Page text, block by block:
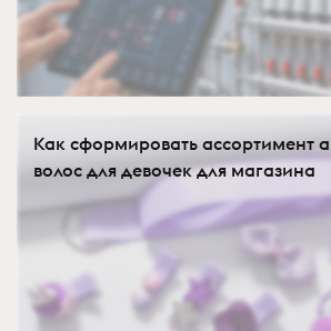
Как сформировать ассортимент
волос для девочек для магазина